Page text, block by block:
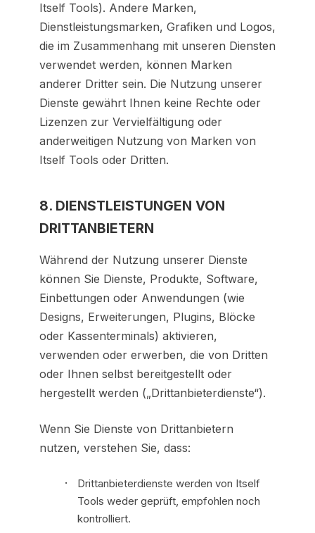
Itself Tools). Andere Marken,
Dienstleistungsmarken, Grafiken und Logos,
die im Zusammenhang mit unseren Diensten
verwendet werden, können Marken
anderer Dritter sein. Die Nutzung unserer
Dienste gewährt Ihnen keine Rechte oder
Lizenzen zur Vervielfältigung oder
anderweitigen Nutzung von Marken von
Itself Tools oder Dritten.
8. DIENSTLEISTUNGEN VON
DRITTANBIETERN
Während der Nutzung unserer Dienste
können Sie Dienste, Produkte, Software,
Einbettungen oder Anwendungen (wie
Designs, Erweiterungen, Plugins, Blöcke
oder Kassenterminals) aktivieren,
verwenden oder erwerben, die von Dritten
oder Ihnen selbst bereitgestellt oder
hergestellt werden („Drittanbieterdienste“).
Wenn Sie Dienste von Drittanbietern
nutzen, verstehen Sie, dass:
Drittanbieterdienste werden von Itself
Tools weder geprüft, empfohlen noch
kontrolliert.